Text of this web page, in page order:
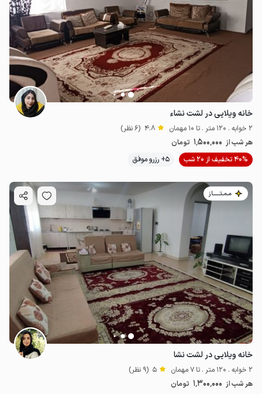
1.5میلیون ت 4.8
خانه ویلایی در لشت نشاء
2 خوابه . 120 متر . تا 10 مهمان 4.8 (6 نظر)
هر شب از 1٬500٬000 تومان
40% تخفیف از 20 شب
5+ رزرو موفق
مـمـتــــــاز
خانه ویلایی در لشت نشا
2 خوابه . 120 متر . تا 7 مهمان 5 (9 نظر)
هر شب از 1٬300٬000 تومان